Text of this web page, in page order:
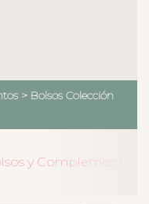
> Bolsos Colección
y Complementos